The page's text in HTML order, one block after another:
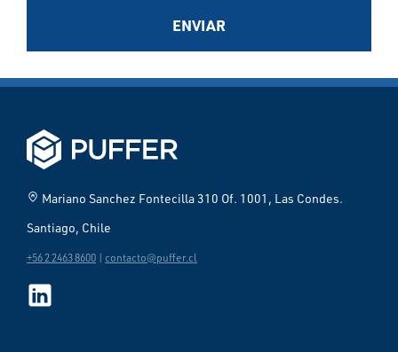
ENVIAR
home_pin Mariano Sanchez Fontecilla 310 Of. 1001, Las Condes.
Santiago, Chile
+56 2 2463 8600 | contacto@puffer.cl